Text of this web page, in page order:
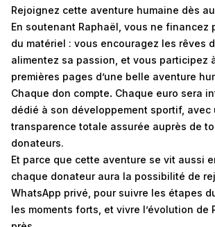
Rejoignez cette aventure humaine dès
En soutenant Raphaël, vous ne financez
du matériel : vous encouragez les rêves
alimentez sa passion, et vous participez
premières pages d’une belle aventure
Chaque don compte. Chaque euro sera
dédié à son développement sportif, avec
transparence totale assurée auprès de
donateurs.
Et parce que cette aventure se vit aussi
chaque donateur aura la possibilité de
WhatsApp privé, pour suivre les étapes
les moments forts, et vivre l’évolution de